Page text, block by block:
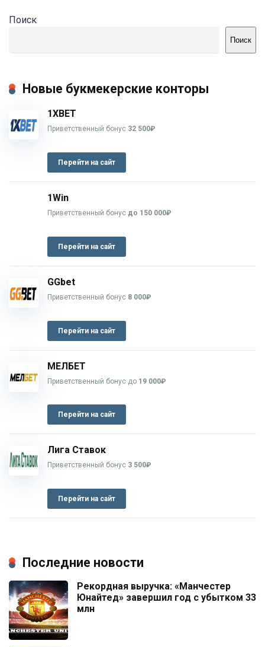
Поиск
Поиск
Новые букмекерские конторы
1XBET
Приветственный бонус 32 500₽
Перейти на сайт
1Win
Приветственный бонус до 150 000₽
Перейти на сайт
GGbet
Приветственный бонус 8 000₽
Перейти на сайт
МЕЛБЕТ
Приветственный бонус до 19 000₽
Перейти на сайт
Лига Ставок
Приветственный бонус 3 500₽
Перейти на сайт
Последние новости
Рекордная выручка: «Манчестер
Юнайтед» завершил год с убытком 33
млн